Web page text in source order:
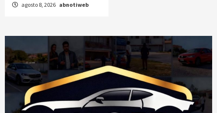
agosto 8, 2026 abnotiweb